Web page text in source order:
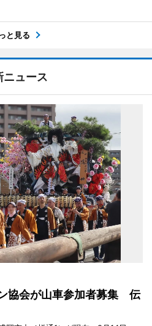
と見る
ニュース
協会が山車参加者募集 伝